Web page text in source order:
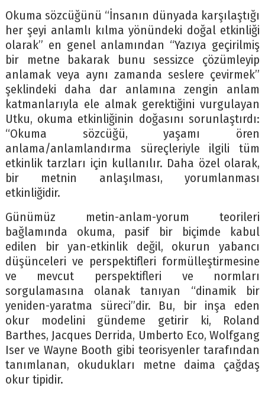
Okuma sözcüğünü “İnsanın dünyada karşılaştığı
her şeyi anlamlı kılma yönündeki doğal etkinliği
olarak” en genel anlamından “Yazıya geçirilmiş
bir metne bakarak bunu sessizce çözümleyip
anlamak veya aynı zamanda seslere çevirmek”
şeklindeki daha dar anlamına zengin anlam
katmanlarıyla ele almak gerektiğini vurgulayan
Utku, okuma etkinliğinin doğasını sorunlaştırdı:
“Okuma sözcüğü, yaşamı ören
anlama/anlamlandırma süreçleriyle ilgili tüm
etkinlik tarzları için kullanılır. Daha özel olarak,
bir metnin anlaşılması, yorumlanması
etkinliğidir.
Günümüz metin-anlam-yorum teorileri
bağlamında okuma, pasif bir biçimde kabul
edilen bir yan-etkinlik değil, okurun yabancı
düşünceleri ve perspektifleri formülleştirmesine
ve mevcut perspektifleri ve normları
sorgulamasına olanak tanıyan “dinamik bir
yeniden-yaratma süreci”dir. Bu, bir inşa eden
okur modelini gündeme getirir ki, Roland
Barthes, Jacques Derrida, Umberto Eco, Wolfgang
Iser ve Wayne Booth gibi teorisyenler tarafından
tanımlanan, okudukları metne daima çağdaş
okur tipidir.